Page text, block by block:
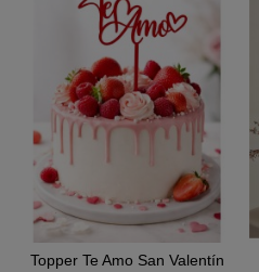
Topper Te Amo San Valentín